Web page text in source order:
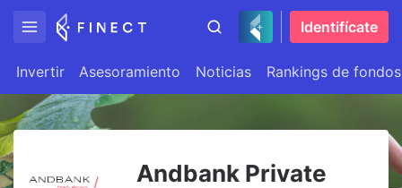
Identifícate
Invertir Asesoramiento Noticias Rankings de fondos
Andbank Private